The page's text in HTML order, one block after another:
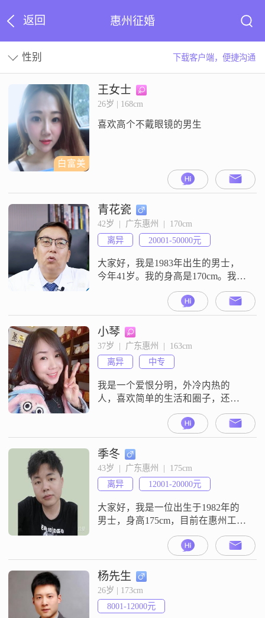
返回 惠州征婚
性别 下载客户端，便捷沟通
白富美
王女士
26岁 | 168cm
喜欢高个不戴眼镜的男生
青花瓷
42岁  |  广东惠州  |  170cm
离异
20001-50000元
大家好，我是1983年出生的男士，
今年41岁。我的身高是170cm。我的
学历是大学本科。我目前的工作地
在深圳，月收入在20001元到50000
元之间。关于我个人的特征，我是
一个真诚可靠的人，平时情绪比较
稳定，做事有耐心，对人也包容。
我不太擅长说那些花哨的话，就是
想实实在在地介绍下自己。我来到
这里，就是希望能通过平台认识
小琴
37岁  |  广东惠州  |  163cm
离异
中专
我是一个爱恨分明，外冷内热的
人，喜欢简单的生活和圈子，还有
一点点社恐，所以异性朋友非常
少。我的爱好是旅行，美食，打篮
球台球羽毛球，也喜欢宅着看看
书，发发呆。经历了一段婚姻，离
婚一年了，有一个五岁的女儿，不
想生孩子了，想找一个合得来并相
互喜欢的另一半，彼此相爱尊重，
能平平淡淡，也能轰轰烈烈。如果
还想要孩子的男士请绕道，不
季冬
43岁  |  广东惠州  |  175cm
离异
12001-20000元
大家好，我是一位出生于1982年的
男士，身高175cm，目前在惠州工
作。我的月收入在8001到12000元之
间，学历为中专。我性格成熟稳
重，待人真诚可靠，容易相处。在
生活中，我注重平衡工作与生活，
喜欢在闲暇时去探店尝试各种美
食，也享受登山徒步带来的乐趣。
我认为信任是人际关系的基础，只
杨先生
26岁 | 173cm
8001-12000元